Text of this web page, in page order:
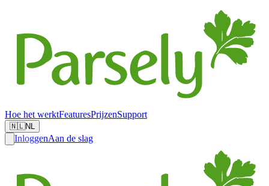
Hoe het werktFeaturesPrijzenSupport
🇳🇱NL
InloggenAan de slag